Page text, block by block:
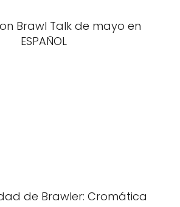
Brawl Talk de mayo en
ESPAÑOL
de Brawler: Cromática